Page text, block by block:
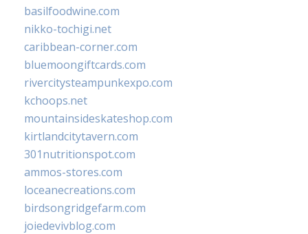
basilfoodwine.com
nikko-tochigi.net
caribbean-corner.com
bluemoongiftcards.com
rivercitysteampunkexpo.com
kchoops.net
mountainsideskateshop.com
kirtlandcitytavern.com
301nutritionspot.com
ammos-stores.com
loceanecreations.com
birdsongridgefarm.com
joiedevivblog.com